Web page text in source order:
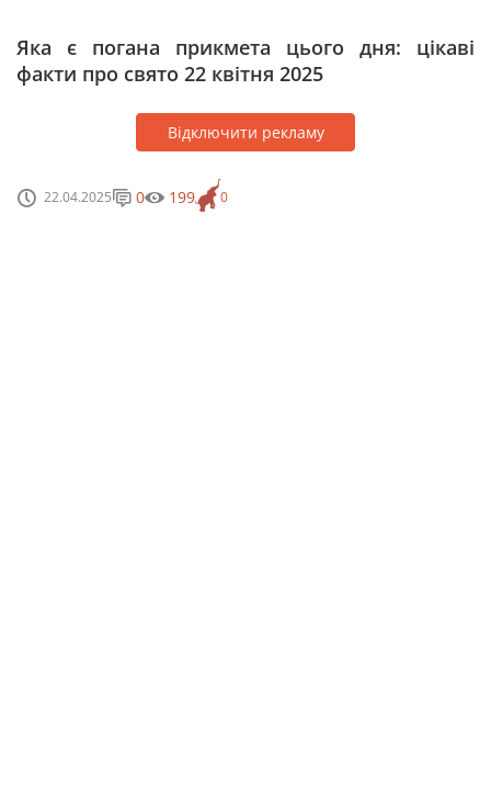
Яка є погана прикмета цього дня: цікаві
факти про свято 22 квітня 2025
Відключити рекламу
22.04.2025 0
0 199